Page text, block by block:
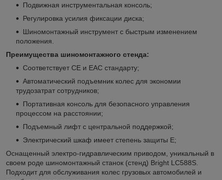
Подвижная инструментальная консоль;
Регулировка усилия фиксации диска;
Шиномонтажный инструмент с быстрым изменением
положения.
Преимущества шиномонтажного стенда:
Соответствует CE и ЕАС стандарту;
Автоматический подъемник колес для экономии
трудозатрат сотрудников;
Портативная консоль для безопасного управления
процессом на расстоянии;
Подъемный лифт с центральной поддержкой;
Электрический шкаф имеет степень защиты E;
Оснащенный электро-гидравлическим приводом, уникальный в
своем роде шиномонтажный станок (стенд) Bright LC588S.
Подходит для обслуживания колес грузовых автомобилей и